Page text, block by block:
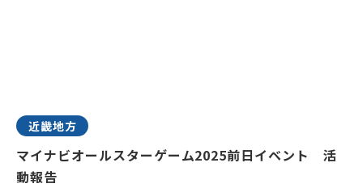
近畿地方
マイナビオールスターゲーム2025前日イベント 活
動報告